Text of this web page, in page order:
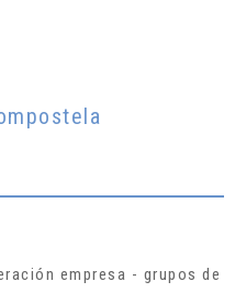
empresa - grupos de